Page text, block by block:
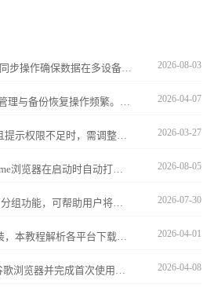
2026-08-03
2026-04-07
2026-03-27
2026-08-05
2026-07-30
2026-04-01
2026-04-08